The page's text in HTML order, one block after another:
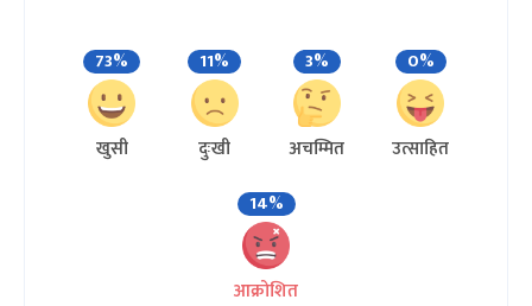
73%
खुसी
11%
दुःखी
3%
अचम्मित
0%
उत्साहित
14%
आक्रोशित